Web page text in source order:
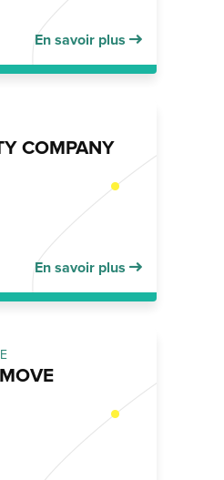
En savoir plus
COMPANY
En savoir plus